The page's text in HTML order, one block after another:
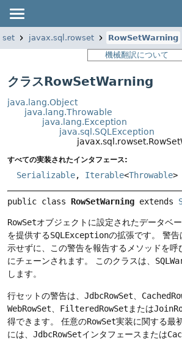
javax.sql.rowset
RowSetWarning
機械翻訳について
クラスRowSetWarning
java.lang.Object
java.lang.Throwable
java.lang.Exception
java.sql.SQLException
すべての実装されたインタフェース:
Serializable, Iterable<Throwable>
public class RowSetWarning extends
RowSetオブジェクトに設定されたデータベ
を提供するSQLExceptionの拡張です。
警告
示せずに、この警告を報告するメソッドを呼
にチェーンされます。
このクラスは、
します。
行セットの警告は、 JdbcRowSet
WebRowSet
FilteredRowSet または
得できます。
任意のRowSet実装に関する最
には、 JdbcRowSetインタフェースまたは